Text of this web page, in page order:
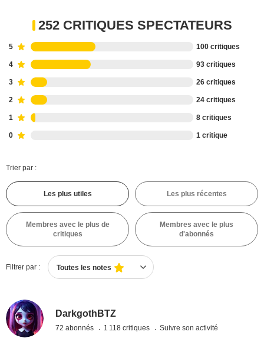
252 CRITIQUES SPECTATEURS
5 100 critiques
4 93 critiques
3 26 critiques
2 24 critiques
1 8 critiques
0 1 critique
Trier par :
Les plus utiles Les plus récentes
Membres avec le plus de
critiques
Membres avec le plus
d'abonnés
Filtrer par : Toutes les notes
DarkgothBTZ
72 abonnés 1 118 critiques Suivre son activité